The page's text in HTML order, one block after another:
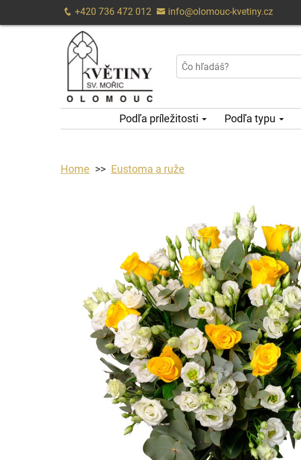
+420 736 472 012 info@olomouc-kvetiny.cz
Podľa príležitosti Podľa typu
Home Eustoma a ruže